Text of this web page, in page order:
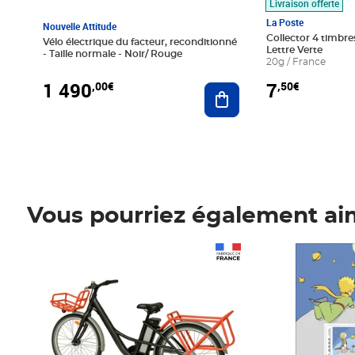
Nouvelle Attitude
Vélo électrique du facteur, reconditionné
- Taille normale - Noir/ Rouge
1 490,00€ Ajouter au panier
Livraison offerte
La Poste
Collector 4
Lettre Verte
20g / France
7,50€
Vous pourriez également
Prix 7,50€